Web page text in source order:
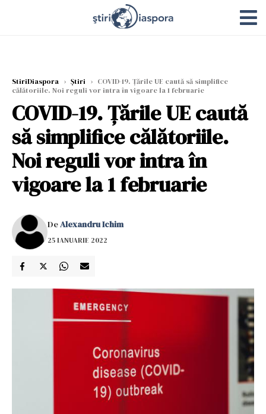
StiriDiaspora › Știri › COVID-19. Țările UE caută să simplifice
călătoriile. Noi reguli vor intra în vigoare la 1 februarie
COVID-19. Țările UE caută
să simplifice călătoriile.
Noi reguli vor intra în
vigoare la 1 februarie
DeAlexandru Ichim
25 IANUARIE 2022